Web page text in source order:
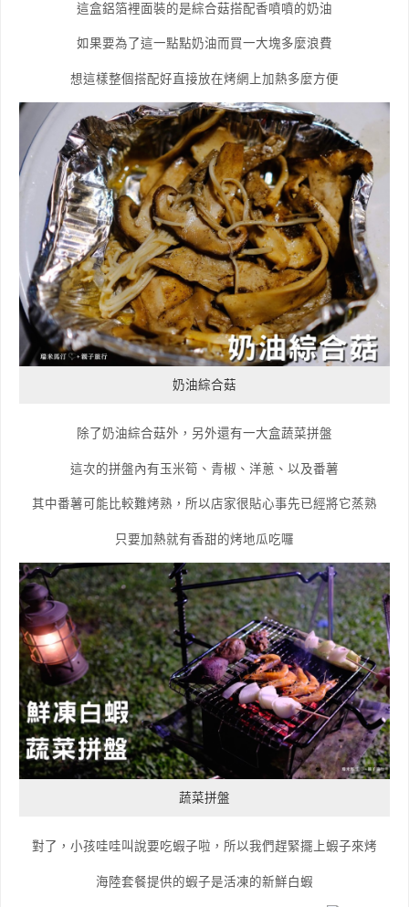
這盒鋁箔裡面裝的是綜合菇搭配香噴噴的奶油
如果要為了這一點點奶油而買一大塊多麼浪費
想這樣整個搭配好直接放在烤網上加熱多麼方便
奶油綜合菇
除了奶油綜合菇外，另外還有一大盒蔬菜拼盤
這次的拼盤內有玉米筍、青椒、洋蔥、以及番薯
其中番薯可能比較難烤熟，所以店家很貼心事先已經將它蒸熟
只要加熱就有香甜的烤地瓜吃囉
蔬菜拼盤
對了，小孩哇哇叫說要吃蝦子啦，所以我們趕緊擺上蝦子來烤
海陸套餐提供的蝦子是活凍的新鮮白蝦